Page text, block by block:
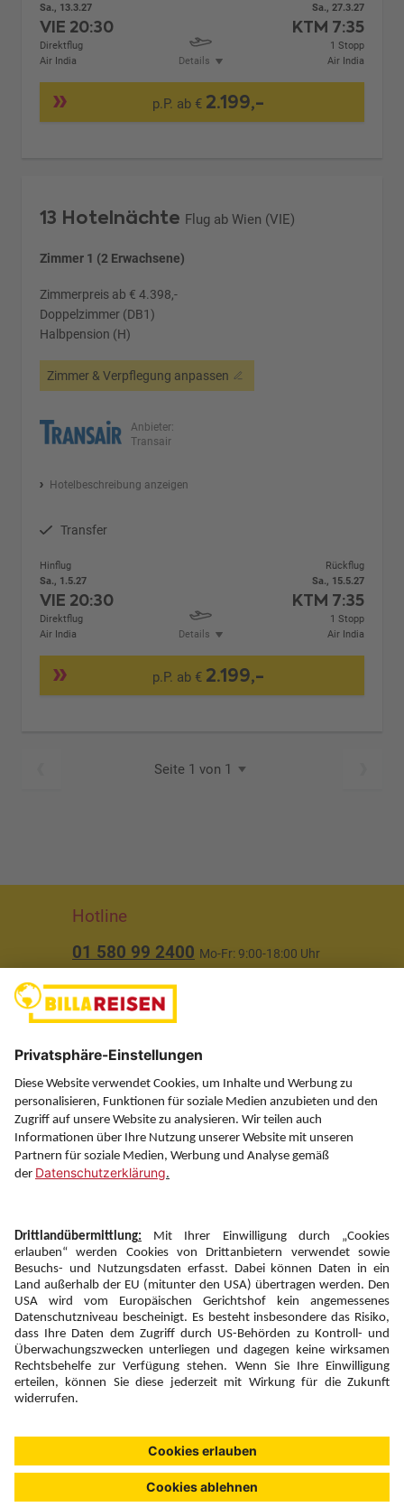
Sa., 13.3.27
VIE 20:30
Direktflug
Air India
Details
Sa., 27.3.27
KTM 7:35
1 Stopp
Air India
p.P. ab € 2.199,-
13 Hotelnächte Flug ab Wien (VIE)
Zimmer 1 (2 Erwachsene)
Zimmerpreis ab € 4.398,-
Doppelzimmer (DB1)
Halbpension (H)
Zimmer & Verpflegung anpassen
Anbieter:
Transair
Hotelbeschreibung anzeigen
Transfer
Hinflug
Sa., 1.5.27
VIE 20:30
Direktflug
Air India
Details
Rückflug
Sa., 15.5.27
KTM 7:35
1 Stopp
Air India
p.P. ab € 2.199,-
Seite 1 von 1
Hotline
01 580 99 2400 Mo-Fr: 9:00-18:00 Uhr
Über uns
Service
Information
Folgen Sie uns auf
Newsletter:
Anmelden
Fairness und
Unsere Inhalte: Standards und
Meldung
Copyright © 2026 DERTOUR Austria GmbH